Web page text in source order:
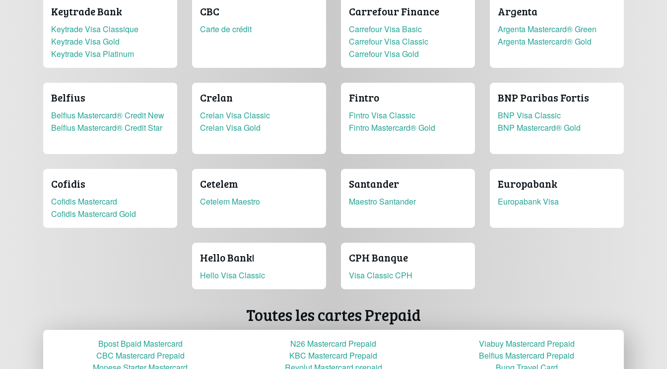
Keytrade Bank
Keytrade Visa Classique
Keytrade Visa Gold
Keytrade Visa Platinum
CBC
Carte de crédit
Carrefour Finance
Carrefour Visa Basic
Carrefour Visa Classic
Carrefour Visa Gold
Argenta
Argenta Mastercard® Green
Argenta Mastercard® Gold
Belfius
Belfius Mastercard® Credit New
Belfius Mastercard® Credit Star
Crelan
Crelan Visa Classic
Crelan Visa Gold
Fintro
Fintro Visa Classic
Fintro Mastercard® Gold
BNP Paribas Fortis
BNP Visa Classic
BNP Mastercard® Gold
Cofidis
Cofidis Mastercard
Cofidis Mastercard Gold
Cetelem
Cetelem Maestro
Santander
Maestro Santander
Europabank
Europabank Visa
Hello Bank!
Hello Visa Classic
CPH Banque
Visa Classic CPH
Toutes les cartes Prepaid
Bpost Bpaid Mastercard N26 Mastercard Prepaid
Viabuy Mastercard Prepaid
CBC Mastercard Prepaid
KBC Mastercard Prepaid
Belfius Mastercard Prepaid